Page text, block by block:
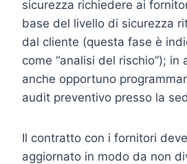
sicurezza richiedere ai
base del livello di sicurezza
dal cliente (questa fase è
come “analisi del rischio”); in
anche opportuno
audit preventivo presso la
Il contratto con i fornitori
aggiornato in modo da non